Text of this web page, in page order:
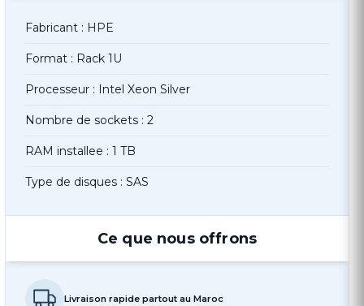
Fabricant : HPE
Format : Rack 1U
Processeur : Intel Xeon Silver
Nombre de sockets : 2
RAM installee : 1 TB
Type de disques : SAS
Ce que nous offrons
Livraison rapide partout au Maroc